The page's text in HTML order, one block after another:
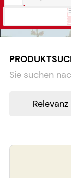
Sie suchen